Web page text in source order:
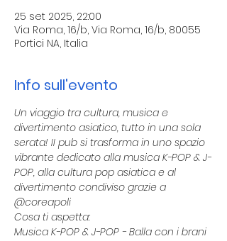
25 set 2025, 22:00
Via Roma, 16/b, Via Roma, 16/b, 80055
Portici NA, Italia
Info sull'evento
Un viaggio tra cultura, musica e
divertimento asiatico, tutto in una sola
serata! II pub si trasforma in uno spazio
vibrante dedicato alla musica K-POP & J-
POP, alla cultura pop asiatica e al
divertimento condiviso grazie a
@coreapoli
Cosa ti aspetta:
Musica K-POP & J-POP - Balla con i brani